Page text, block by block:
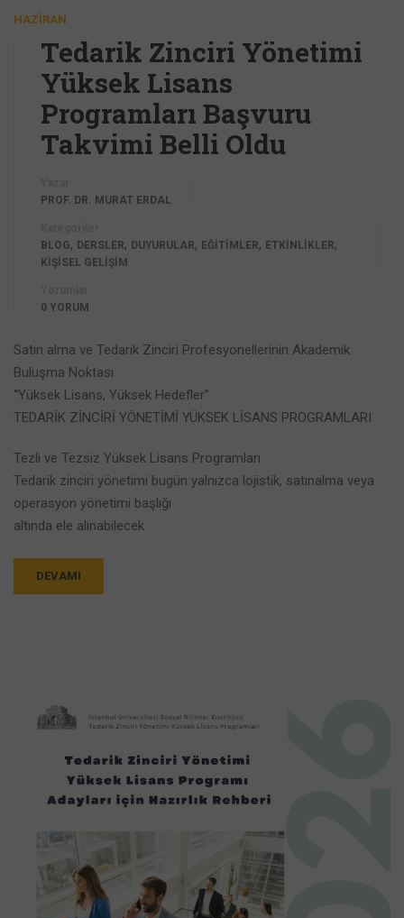
HAZIRAN
Tedarik Zinciri Yönetimi
Yüksek Lisans
Programları Başvuru
Takvimi Belli Oldu
PROF. DR. MURAT ERDAL
BLOG, DERSLER, DUYURULAR, EĞİTİMLER, ETKİNLİKLER,
KİŞİSEL GELİŞİM
0 YORUM
Satın alma ve Tedarik Zinciri Profesyonellerinin Akademik
Buluşma Noktası
“Yüksek Lisans, Yüksek Hedefler”
TEDARİK ZİNCİRİ YÖNETİMİ YÜKSEK LİSANS PROGRAMLARI
Tezli ve Tezsiz Yüksek Lisans Programları
Tedarik zinciri yönetimi bugün yalnızca lojistik, satınalma veya
operasyon yönetimi başlığı
altında ele alınabilecek
DEVAMI